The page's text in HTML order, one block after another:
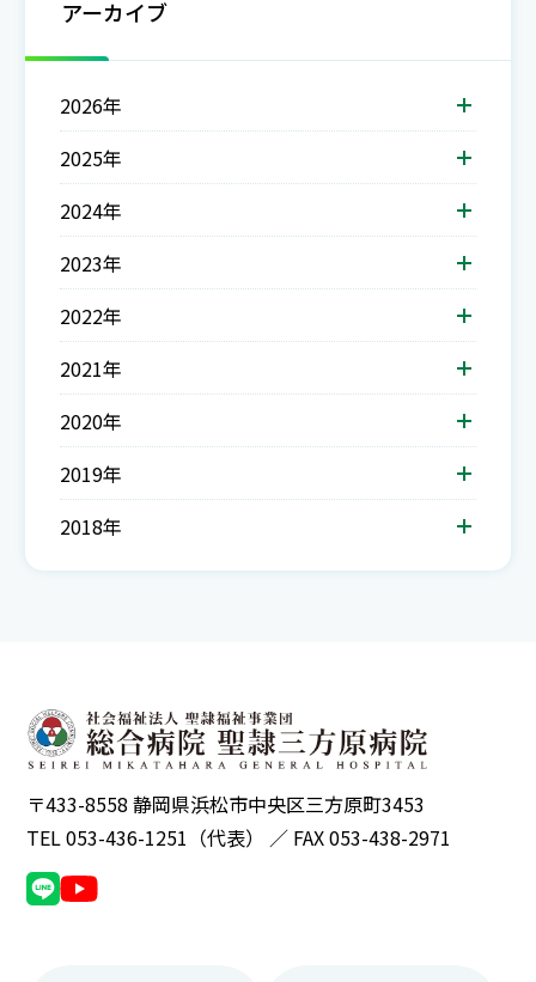
アーカイブ
2026年
2025年
2024年
2023年
2022年
2021年
2020年
2019年
2018年
〒433-8558 静岡県浜松市中央区三方原町3453
TEL 053-436-1251（代表） ／ FAX 053-438-2971